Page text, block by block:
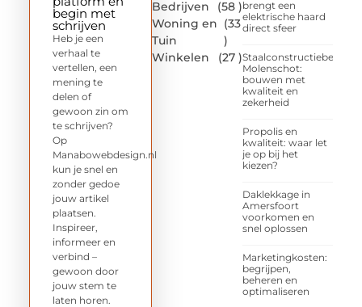
Bedrijven
(58 )
Woning en
Tuin
(33
)
Winkelen
(27 )
brengt een
elektrische haard
direct sfeer
Staalconstructiebedrijf
Molenschot:
bouwen met
kwaliteit en
zekerheid
Propolis en
kwaliteit: waar let
je op bij het
kiezen?
Daklekkage in
Amersfoort
voorkomen en
snel oplossen
Marketingkosten:
begrijpen,
beheren en
optimaliseren
begin met
schrijven
Heb je een
verhaal te
vertellen, een
mening te
delen of
gewoon zin om
te schrijven?
Op
Manabowebdesign.nl
kun je snel en
zonder gedoe
jouw artikel
plaatsen.
Inspireer,
informeer en
verbind –
gewoon door
jouw stem te
laten horen.